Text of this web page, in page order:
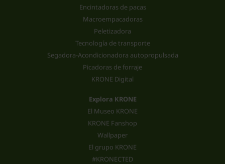
Encintadoras de pacas
Macroempacadoras
Peletizadora
Tecnología de transporte
Segadora-Acondicionadora autopropulsada
Picadoras de forraje
KRONE Digital
Explora KRONE
El Museo KRONE
KRONE Fanshop
Wallpaper
El grupo KRONE
#KRONECTED